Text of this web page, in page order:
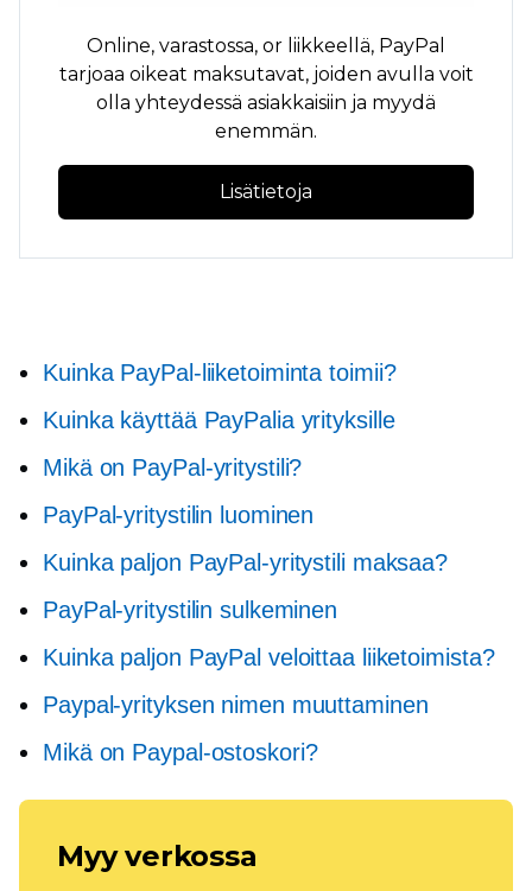
Online, varastossa, or liikkeellä, PayPal
tarjoaa oikeat maksutavat, joiden avulla voit
olla yhteydessä asiakkaisiin ja myydä
enemmän.
Lisätietoja
Kuinka PayPal-liiketoiminta toimii?
Kuinka käyttää PayPalia yrityksille
Mikä on PayPal-yritystili?
PayPal-yritystilin luominen
Kuinka paljon PayPal-yritystili maksaa?
PayPal-yritystilin sulkeminen
Kuinka paljon PayPal veloittaa liiketoimista?
Paypal-yrityksen nimen muuttaminen
Mikä on Paypal-ostoskori?
Myy verkossa